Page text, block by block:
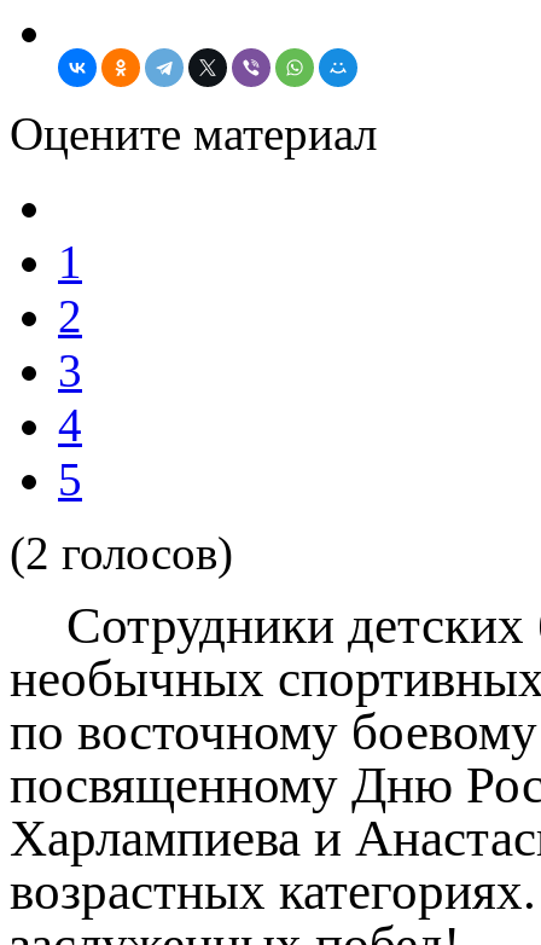
Оцените материал
1
2
3
4
5
(2 голосов)
Сотрудники детских
необычных
по восточному
посвященному Дню
Харлампиева и
возрастных